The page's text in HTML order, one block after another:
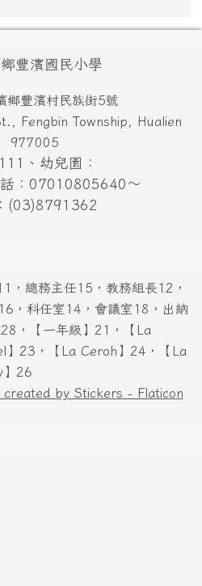
豐濱國民小學
豐濱村民族街5號
Fengbin Township, Hualien
977005
、幼兒園：
：07010805640～
(03)8791362
，總務主任15，教務組長12，
，科任室14，會議室18，出納
，【一年級】21，【La
】23，【La Ceroh】24，【La
】26
by Stickers - Flaticon